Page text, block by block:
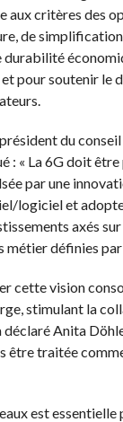
aux critères des
de
durabilité
pour soutenir le
du
: « La 6G doit
par une
logiciel et
axés
définies
cette vision
stimulant la
déclaré Anita
être traitée
est